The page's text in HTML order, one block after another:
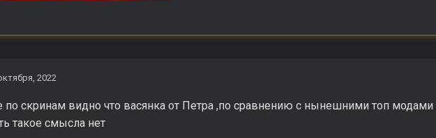
2022
по скринам видно что васянка от Петра ,по сравнению с нынешними топ
такое смысла нет